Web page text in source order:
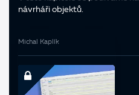
návrháři objektů.
Michal Kaplík